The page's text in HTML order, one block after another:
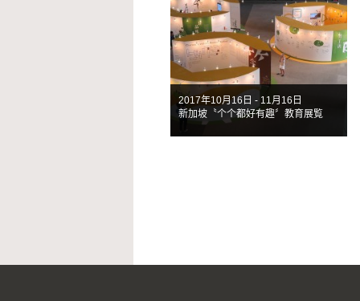
2017年10月16日 - 11月16日
新加坡〝个个都好有趣〞教育展覧